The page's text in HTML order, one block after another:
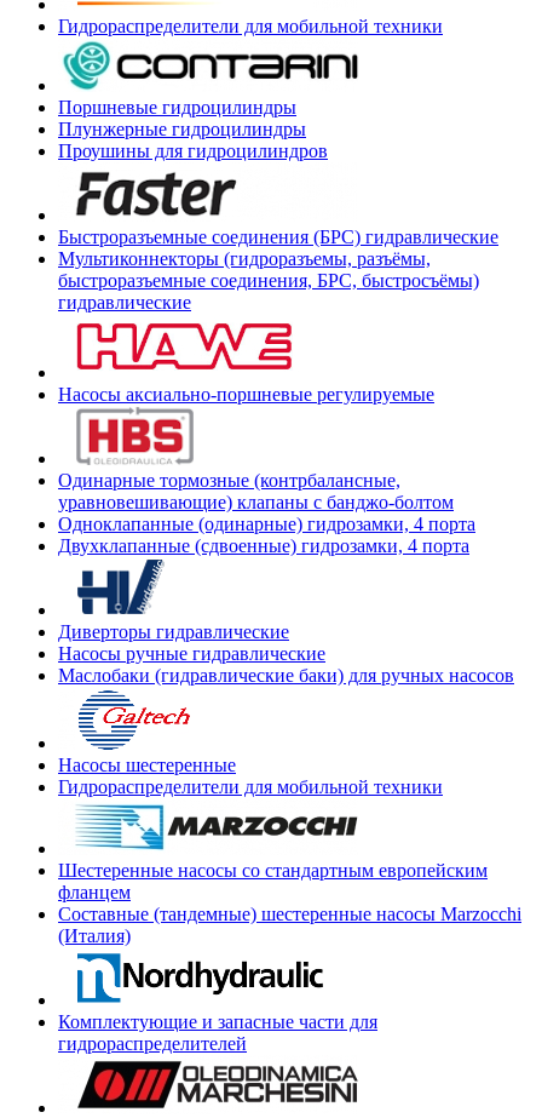
Гидрораспределители для мобильной техники
Поршневые гидроцилиндры
Плунжерные гидроцилиндры
Проушины для гидроцилиндров
Быстроразъемные соединения (БРС) гидравлические
Мультиконнекторы (гидроразъемы, разъёмы,
быстроразъемные соединения, БРС, быстросъёмы)
гидравлические
Насосы аксиально-поршневые регулируемые
Одинарные тормозные (контрбалансные,
уравновешивающие) клапаны с банджо-болтом
Одноклапанные (одинарные) гидрозамки, 4 порта
Двухклапанные (сдвоенные) гидрозамки, 4 порта
Диверторы гидравлические
Насосы ручные гидравлические
Маслобаки (гидравлические баки) для ручных насосов
Насосы шестеренные
Гидрораспределители для мобильной техники
Шестеренные насосы со стандартным европейским
фланцем
Составные (тандемные) шестеренные насосы Marzocchi
(Италия)
Комплектующие и запасные части для
гидрораспределителей